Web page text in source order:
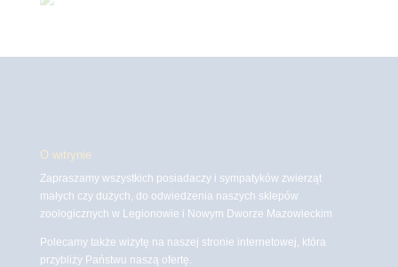
O witrynie
Zapraszamy wszystkich posiadaczy i sympatyków zwierząt
małych czy dużych, do odwiedzenia naszych sklepów
zoologicznych w Legionowie i Nowym Dworze Mazowieckim
Polecamy także wizytę na naszej stronie internetowej, która
przybliży Państwu naszą ofertę.